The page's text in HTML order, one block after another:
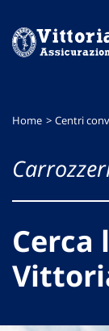
menu
contenuto
footer
Home Centri
Cerca